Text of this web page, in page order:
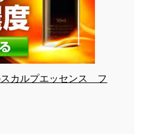
カルプエッセンス フ